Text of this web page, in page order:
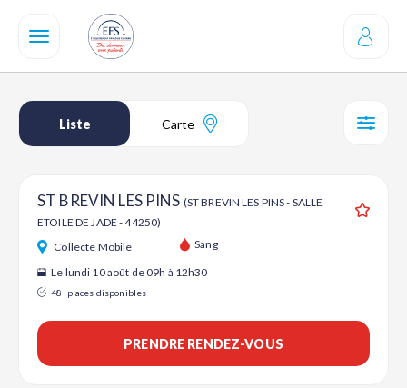
contenu
Liste Carte
ST BREVIN LES PINS (ST BREVIN LES PINS - SALLE
ETOILE DE JADE - 44250)
Collecte Mobile Sang
Le lundi 10 août de 09h à 12h30
48 places disponibles
PRENDRE RENDEZ-VOUS